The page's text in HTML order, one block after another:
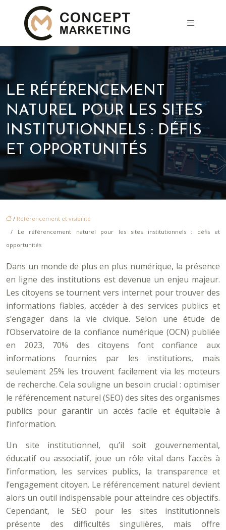
LE RÉFÉRENCEMENT
NATUREL POUR LES SITES
INSTITUTIONNELS : DÉFIS
ET OPPORTUNITÉS
/ Référencement et visibilité
/ Le référencement naturel pour les sites institutionnels : défis et
opportunités
Dans un monde de plus en plus numérique, la présence
en ligne des institutions est devenue un enjeu majeur.
Les citoyens se tournent vers internet pour trouver des
informations fiables, accéder à des services publics et
s’engager dans la vie civique. Selon une étude de
l’Observatoire de la confiance numérique (OCN) publiée
en 2023, 70% des citoyens font confiance aux
informations fournies par les institutions, mais
seulement 25% les trouvent facilement via les moteurs
de recherche. Cela souligne un besoin crucial : optimiser
le référencement naturel (SEO) des sites des organismes
publics pour garantir un accès facile et équitable à
l’information.
Un site institutionnel, qu’il soit gouvernemental,
éducatif ou associatif, joue un rôle vital dans l’accès à
l’information, les services publics, la transparence et
l’engagement citoyen. Le référencement naturel devient
alors un outil indispensable pour atteindre ces objectifs.
Cependant, le SEO pour les sites institutionnels
présente des difficultés singulières, mais offre